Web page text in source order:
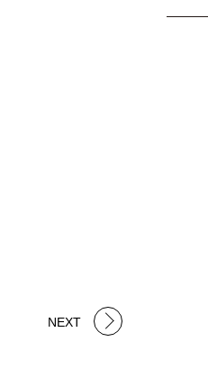
NEXT